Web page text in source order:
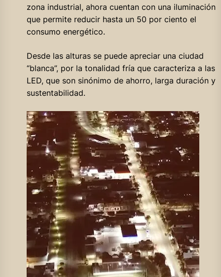
zona industrial, ahora cuentan con una iluminación
que permite reducir hasta un 50 por ciento el
consumo energético.
Desde las alturas se puede apreciar una ciudad
“blanca”, por la tonalidad fría que caracteriza a las
LED, que son sinónimo de ahorro, larga duración y
sustentabilidad.